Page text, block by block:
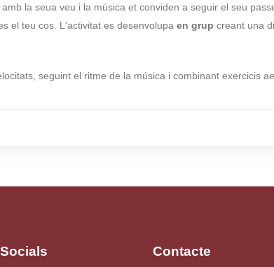
la seua veu i la música et conviden a seguir el seu
el teu cos. L'activitat es desenvolupa en grup creant una
seguint el ritme de la música i combinant exercicis
Contacte